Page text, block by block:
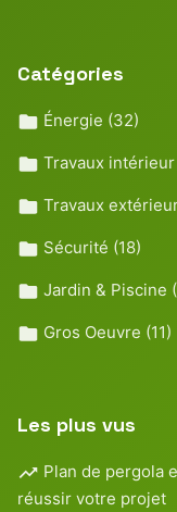
Catégories
Énergie (32)
Travaux intérieur
Travaux
Sécurité (18)
Jardin & Piscine
Gros Oeuvre (11)
Les plus vus
Plan de pergola
réussir votre projet